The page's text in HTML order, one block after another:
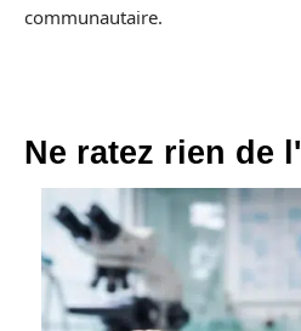
communautaire.
Ne ratez rien de